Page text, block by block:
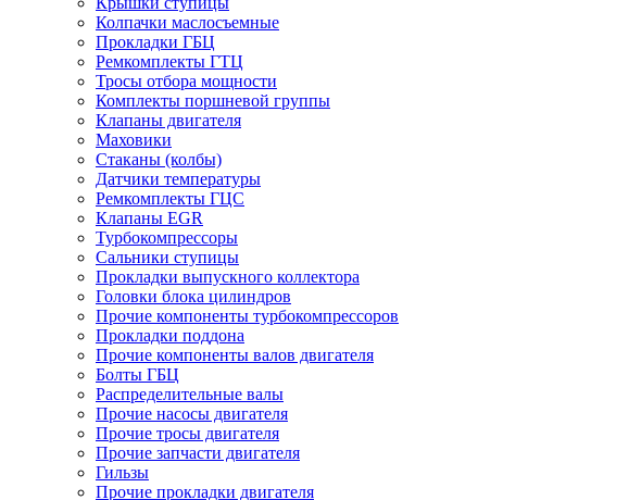
Колпачки маслосъемные
Прокладки ГБЦ
Ремкомплекты ГТЦ
Тросы отбора мощности
Комплекты поршневой группы
Клапаны двигателя
Маховики
Стаканы (колбы)
Датчики температуры
Ремкомплекты ГЦС
Клапаны EGR
Турбокомпрессоры
Сальники ступицы
Прокладки выпускного коллектора
Головки блока цилиндров
Прочие компоненты турбокомпрессоров
Прокладки поддона
Прочие компоненты валов двигателя
Болты ГБЦ
Распределительные валы
Прочие насосы двигателя
Прочие тросы двигателя
Прочие запчасти двигателя
Гильзы
Прочие прокладки двигателя